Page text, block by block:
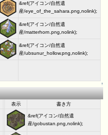
&ref(アイコン/自然遺
産/eye_of_the_sahara.png,nolink);
&ref(アイコン/自然遺
産/matterhorn.png,nolink);
&ref(アイコン/自然遺
産/ubsunur_hollow.png,nolink);
↑
表示 書き方
&ref(アイコン/自然遺
産/gobustan.png,nolink);